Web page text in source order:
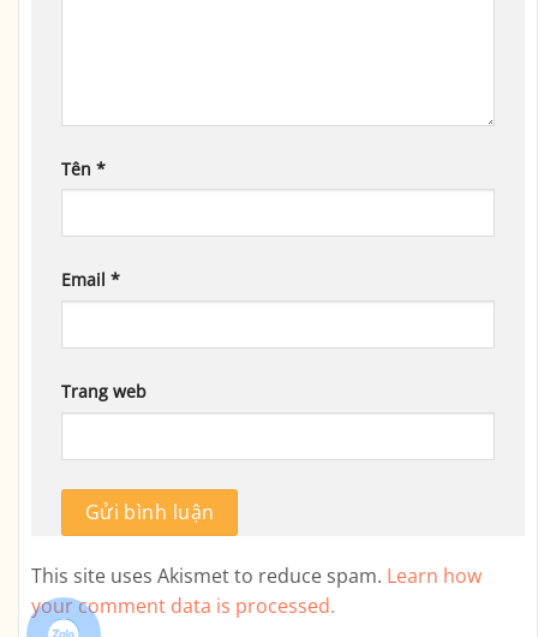
Tên *
Email *
Trang web
This site uses Akismet to reduce spam. Learn how
your comment data is processed.